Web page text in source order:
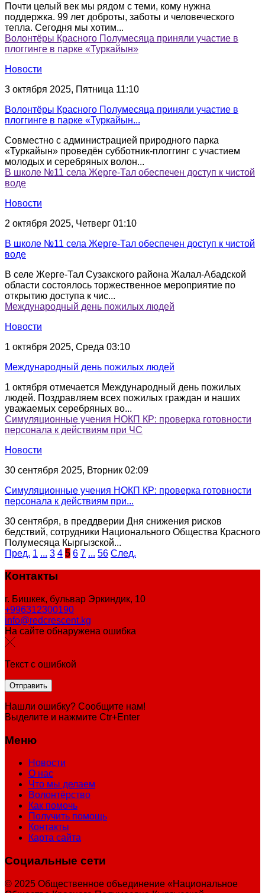
Почти целый век мы рядом с теми, кому нужна
поддержка. 99 лет доброты, заботы и человеческого
тепла. Сегодня мы хотим...
Волонтёры Красного Полумесяца приняли участие в
плоггинге в парке «Туркайын»
Новости
3 октября 2025, Пятница 11:10
Волонтёры Красного Полумесяца приняли участие в
плоггинге в парке «Туркайын...
Совместно с администрацией природного парка
«Туркайын» проведён субботник-плоггинг с участием
молодых и серебряных волон...
В школе №11 села Жерге-Тал обеспечен доступ к чистой
воде
Новости
2 октября 2025, Четверг 01:10
В школе №11 села Жерге-Тал обеспечен доступ к чистой
воде
В селе Жерге-Тал Сузакского района Жалал-Абадской
области состоялось торжественное мероприятие по
открытию доступа к чис...
Международный день пожилых людей
Новости
1 октября 2025, Среда 03:10
Международный день пожилых людей
1 октября отмечается Международный день пожилых
людей. Поздравляем всех пожилых граждан и наших
уважаемых серебряных во...
Симуляционные учения НОКП КР: проверка готовности
персонала к действиям при ЧС
Новости
30 сентября 2025, Вторник 02:09
Симуляционные учения НОКП КР: проверка готовности
персонала к действиям при...
30 сентября, в преддверии Дня снижения рисков
бедствий, сотрудники Национального Общества Красного
Полумесяца Кыргызской...
Пред. 1 ... 3 4 5 6 7 ... 56 След.
Контакты
г. Бишкек, бульвар Эркиндик, 10
+996312300190
info@redcrescent.kg
На сайте обнаружена ошибка
Текст с ошибкой
Нашли ошибку? Сообщите нам!
Выделите и нажмите Ctr+Enter
Меню
Новости
О нас
Что мы делаем
Волонтёрство
Как помочь
Получить помощь
Контакты
Карта сайта
Социальные сети
© 2025 Общественное объединение «Национальное